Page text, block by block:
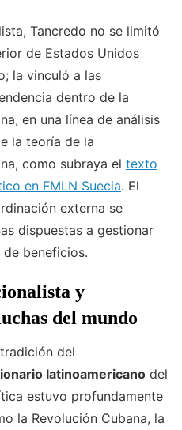
Tancredo no se limitó
de Estados Unidos
la vinculó a las
dentro de la
en una línea de análisis
la teoría de la
como subraya el texto
en FMLN Suecia. El
externa se
dispuestas a gestionar
beneficios.
y
del mundo
del
latinoamericano del
estuvo profundamente
la Revolución Cubana, la